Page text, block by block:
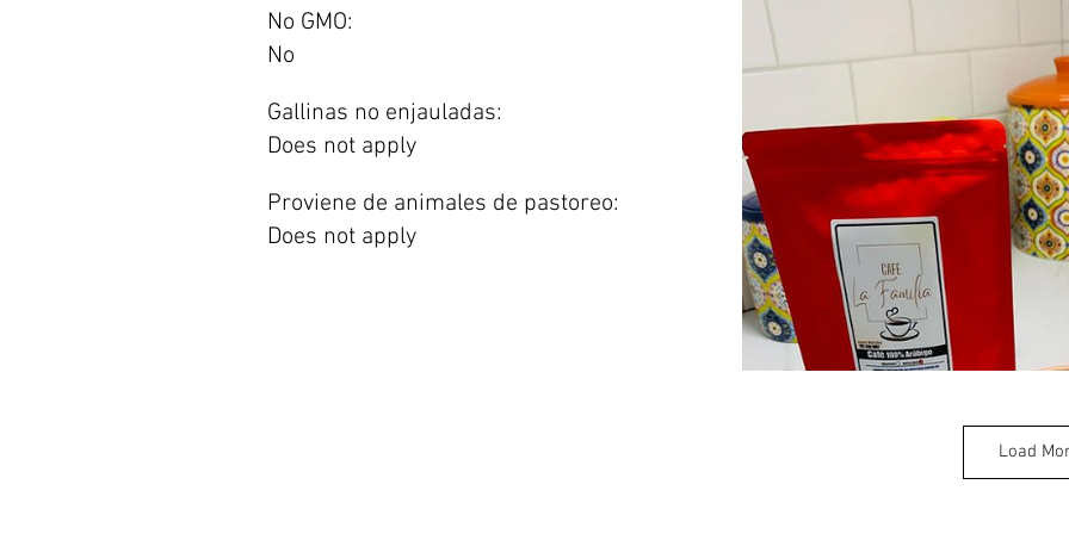
No GMO:
No
Gallinas no enjauladas:
Does not apply
Proviene de animales de pastoreo:
Does not apply
Load